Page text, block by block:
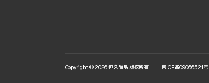
Copyright © 2026 恒久尚品 版权所有 | 京ICP备09066521号 |